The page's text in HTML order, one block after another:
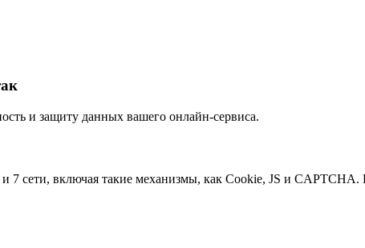
и защиту данных вашего онлайн-сервиса.
7 сети, включая такие механизмы, как Cookie, JS и